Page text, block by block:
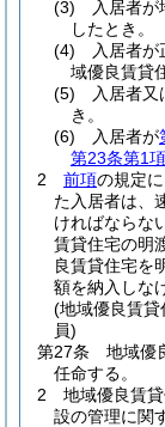
(3)
入居者
したとき。
(4)
入居者
域優良賃貸
(5)
入居者
き。
(6)
入居者が
第23条第1項
2
前項の規定
た入居者は、
ければならな
賃貸住宅の明
良賃貸住宅を
額を納入しな
(地域優良賃貸
員)
第27条
地域優
任命する。
2
地域優良賃
設の管理に関